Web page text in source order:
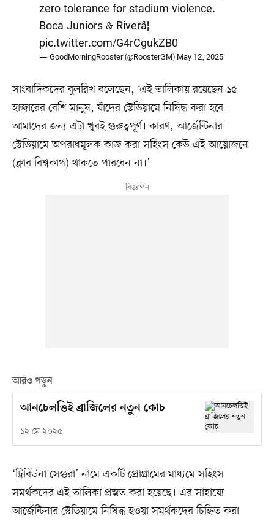
zero tolerance for stadium violence.
Boca Juniors & Riverâ¦
pic.twitter.com/G4rCgukZB0
— GoodMorningRooster (@RoosterGM) May 12, 2025
সাংবাদিকদের বুলরিখ বলেছেন, ‘এই তালিকায় রয়েছেন ১৫
হাজারের বেশি মানুষ, যাঁদের স্টেডিয়ামে নিষিদ্ধ করা হবে।
আমাদের জন্য এটা খুবই গুরুত্বপূর্ণ। কারণ, আর্জেন্টিনার
স্টেডিয়ামে অপরাধমূলক কাজ করা সহিংস কেউ এই আয়োজনে
(ক্লাব বিশ্বকাপ) থাকতে পারবেন না।’
আরও পড়ুন
আনচেলত্তিই ব্রাজিলের নতুন কোচ
১২ মে ২০২৫
‘ট্রিবিউনা সেগুরা’ নামে একটি প্রোগ্রামের মাধ্যমে সহিংস
সমর্থকদের এই তালিকা প্রস্তুত করা হয়েছে। এর সাহায্যে
আর্জেন্টিনার স্টেডিয়ামে নিষিদ্ধ হওয়া সমর্থকদের চিহ্নিত করা